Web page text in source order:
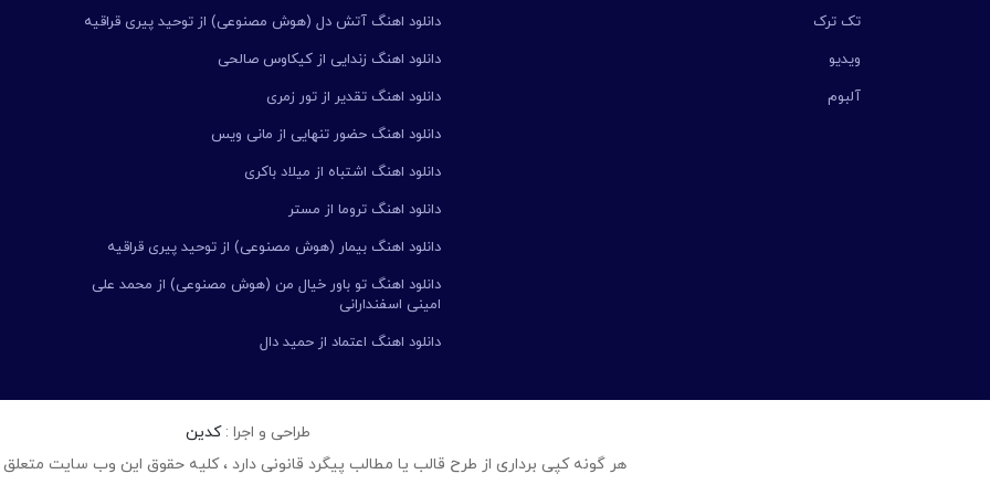
تک ترک
ویدیو
آلبوم
دانلود اهنگ آتش دل (هوش مصنوعی) از توحید پیری قراقیه
دانلود اهنگ زندایی از کیکاوس صالحی
دانلود اهنگ تقدیر از تور زمری
دانلود اهنگ حضور تنهایی از مانی ویس
دانلود اهنگ اشتباه از میلاد باکری
دانلود اهنگ تروما از مستر
دانلود اهنگ بیمار (هوش مصنوعی) از توحید پیری قراقیه
دانلود اهنگ تو باور خیال من (هوش مصنوعی) از محمد علی
امینی اسفندارانی
دانلود اهنگ اعتماد از حمید دال
طراحی و اجرا :کدین
هر گونه کپی برداری از طرح قالب یا مطالب پیگرد قانونی دارد ، کلیه حقوق این وب سایت